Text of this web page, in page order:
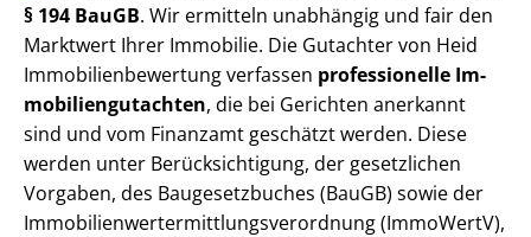
§ 194 BauGB. Wir ermitteln unabhängig und fair den
Marktwert Ihrer Immobilie. Die Gutachter von Heid
Im­mo­bi­li­en­be­wer­tung verfassen professionelle Im­
mo­bi­li­en­gut­ach­ten, die bei Gerichten anerkannt
sind und vom Finanzamt geschätzt werden. Diese
werden unter Be­rück­sich­ti­gung, der gesetzlichen
Vorgaben, des Baugesetzbuches (BauGB) sowie der
Im­mo­bi­li­en­wert­ermitt­lungs­ver­ord­nung (ImmoWertV),